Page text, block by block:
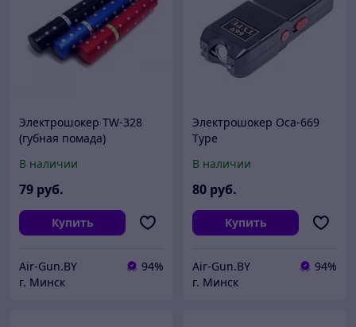
Электрошокер TW-328
(губная помада)
В наличии
79 руб.
Купить
Air-Gun.BY
94%
г. Минск
Электрошокер Оса-669
Type
В наличии
80 руб.
Купить
Air-Gun.BY
94%
г. Минск